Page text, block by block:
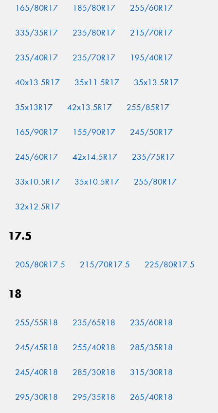
165/80R17 185/80R17 255/60R17
335/35R17 235/80R17 215/70R17
235/40R17 235/70R17 195/40R17
40x13.5R17 35x11.5R17 35x13.5R17
35x13R17 42x13.5R17 255/85R17
165/90R17 155/90R17 245/50R17
245/60R17 42x14.5R17 235/75R17
33x10.5R17 35x10.5R17 255/80R17
32x12.5R17
17.5
205/80R17.5 215/70R17.5 225/80R17.5
18
255/55R18 235/65R18 235/60R18
245/45R18 255/40R18 285/35R18
245/40R18 285/30R18 315/30R18
295/30R18 295/35R18 265/40R18